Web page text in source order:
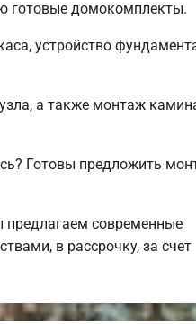
готовые домокомплекты.
устройство
а также монтаж
Готовы предложить
предлагаем современные
в рассрочку, за счет